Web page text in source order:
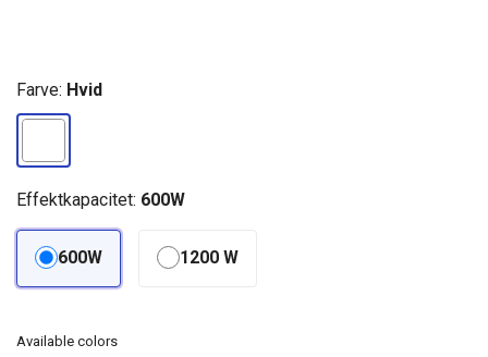
Farve: Hvid
Effektkapacitet: 600W
600W 1200 W
Available colors